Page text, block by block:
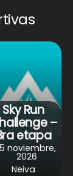
Sky Run
–
etapa
noviembre,
2026
Neiva